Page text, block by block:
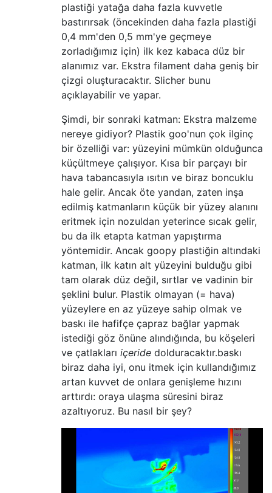
plastiği yatağa daha fazla kuvvetle
bastırırsak (öncekinden daha fazla plastiği
0,4 mm'den 0,5 mm'ye geçmeye
zorladığımız için) ilk kez kabaca düz bir
alanımız var. Ekstra filament daha geniş bir
çizgi oluşturacaktır. Slicher bunu
açıklayabilir ve yapar.
Şimdi, bir sonraki katman: Ekstra malzeme
nereye gidiyor? Plastik goo'nun çok ilginç
bir özelliği var: yüzeyini mümkün olduğunca
küçültmeye çalışıyor. Kısa bir parçayı bir
hava tabancasıyla ısıtın ve biraz boncuklu
hale gelir. Ancak öte yandan, zaten inşa
edilmiş katmanların küçük bir yüzey alanını
eritmek için nozuldan yeterince sıcak gelir,
bu da ilk etapta katman yapıştırma
yöntemidir. Ancak goopy plastiğin altındaki
katman, ilk katın alt yüzeyini bulduğu gibi
tam olarak düz değil, sırtlar ve vadinin bir
şeklini bulur. Plastik olmayan (= hava)
yüzeylere en az yüzeye sahip olmak ve
baskı ile hafifçe çapraz bağlar yapmak
istediği göz önüne alındığında, bu köşeleri
ve çatlakları içeride dolduracaktır.baskı
biraz daha iyi, onu itmek için kullandığımız
artan kuvvet de onlara genişleme hızını
arttırdı: oraya ulaşma süresini biraz
azaltıyoruz. Bu nasıl bir şey?